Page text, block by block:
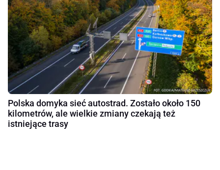
Polska domyka sieć autostrad. Zostało około 150
kilometrów, ale wielkie zmiany czekają też
istniejące trasy